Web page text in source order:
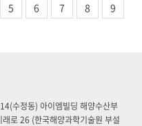
5 6 7 8
9
수정동) 아이엠빌딩 해양수산부
로 26 (한국해양과학기술원 부설